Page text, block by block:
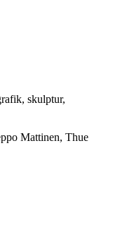
skulptur,
Mattinen, Thue